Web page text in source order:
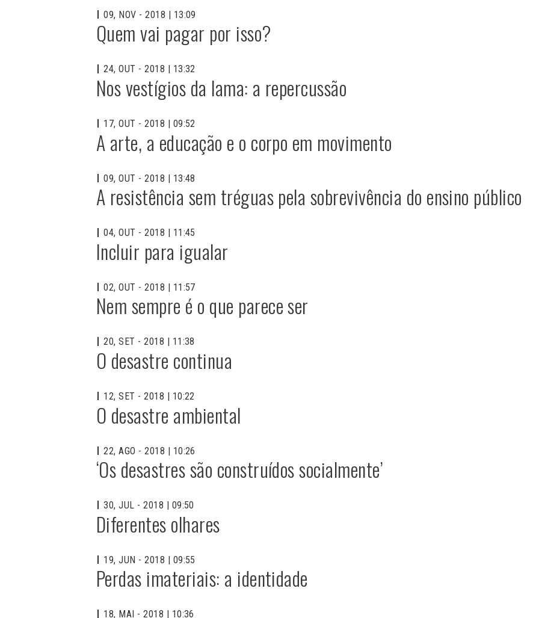
09, NOV - 2018 | 13:09
Quem vai pagar por isso?
24, OUT - 2018 | 13:32
Nos vestígios da lama: a repercussão
17, OUT - 2018 | 09:52
A arte, a educação e o corpo em movimento
09, OUT - 2018 | 13:48
A resistência sem tréguas pela sobrevivência do ensino público
04, OUT - 2018 | 11:45
Incluir para igualar
02, OUT - 2018 | 11:57
Nem sempre é o que parece ser
20, SET - 2018 | 11:38
O desastre continua
12, SET - 2018 | 10:22
O desastre ambiental
22, AGO - 2018 | 10:26
‘Os desastres são construídos socialmente’
30, JUL - 2018 | 09:50
Diferentes olhares
19, JUN - 2018 | 09:55
Perdas imateriais: a identidade
18, MAI - 2018 | 10:36